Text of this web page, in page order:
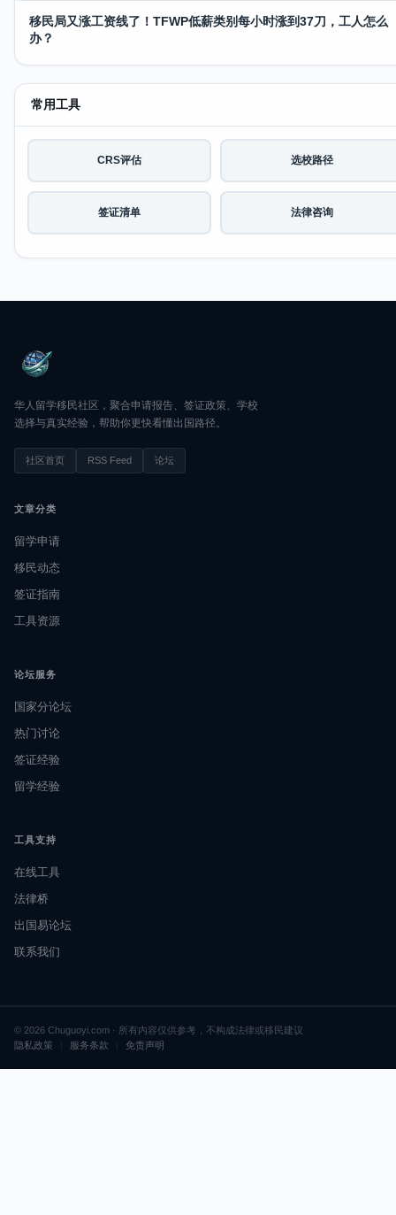
移民局又涨工资线了！TFWP低薪类别每小时涨到37刀，工人怎么
办？
常用工具
CRS评估 选校路径
签证清单 法律咨询
华人留学移民社区，聚合申请报告、签证政策、学校
选择与真实经验，帮助你更快看懂出国路径。
社区首页 RSS Feed 论坛
文章分类
留学申请
移民动态
签证指南
工具资源
论坛服务
国家分论坛
热门讨论
签证经验
留学经验
工具支持
在线工具
法律桥
出国易论坛
联系我们
© 2026 Chuguoyi.com · 所有内容仅供参考，不构成法律或移民建议
隐私政策
服务条款 免责声明